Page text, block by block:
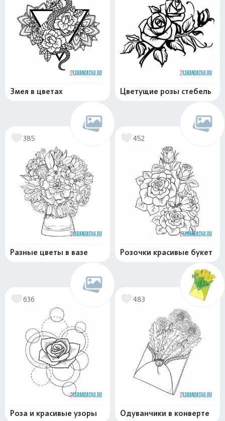
Змея в цветах Цветущие розы стебель
385
Разные цветы в вазе
452
Розочки красивые букет
636
Роза и красивые узоры
483
Одуванчики в конверте